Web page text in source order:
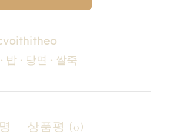
밥 · 당면 · 쌀죽